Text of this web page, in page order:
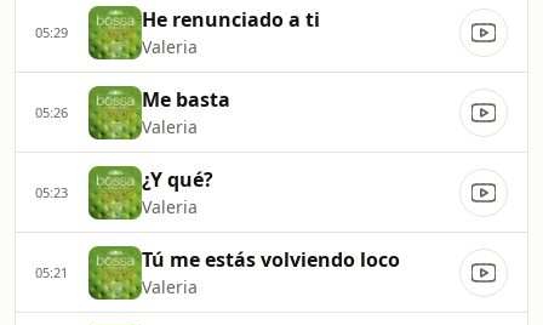
05:29 He renunciado a ti
Valeria
05:26 Me basta
Valeria
05:23 ¿Y qué?
Valeria
05:21 Tú me estás volviendo loco
Valeria